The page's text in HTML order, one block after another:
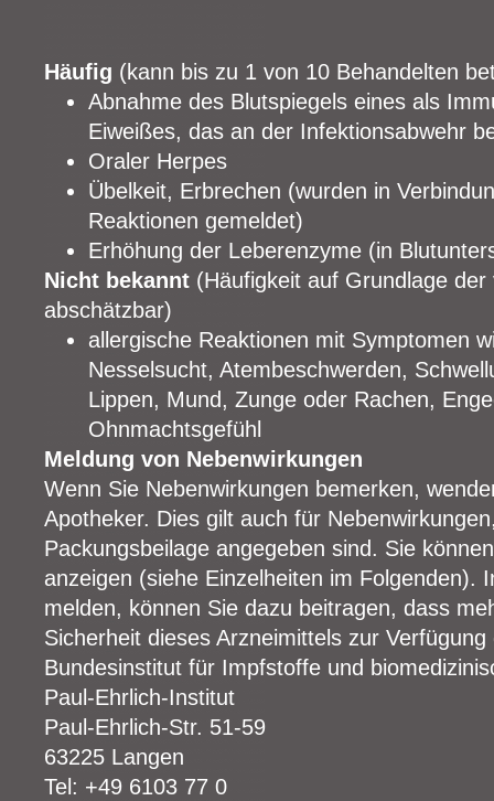
Häufig (kann bis zu 1 von 10 Behandelten
Abnahme des Blutspiegels eines als
Eiweißes, das an der Infektionsabwehr
Oraler Herpes
Übelkeit, Erbrechen (wurden in
Reaktionen gemeldet)
Erhöhung der Leberenzyme (in
Nicht bekannt (Häufigkeit auf Grundlage
abschätzbar)
allergische Reaktionen mit Symptomen
Nesselsucht, Atembeschwerden,
Lippen, Mund, Zunge oder Rachen,
Ohnmachtsgefühl
Meldung von Nebenwirkungen
Wenn Sie Nebenwirkungen bemerken,
Apotheker. Dies gilt auch für
Packungsbeilage angegeben sind. Sie
anzeigen (siehe Einzelheiten im Folgenden).
melden, können Sie dazu beitragen, dass
Sicherheit dieses Arzneimittels zur
Bundesinstitut für Impfstoffe und
Paul-Ehrlich-Institut
Paul-Ehrlich-Str. 51-59
63225 Langen
Tel: +49 6103 77 0